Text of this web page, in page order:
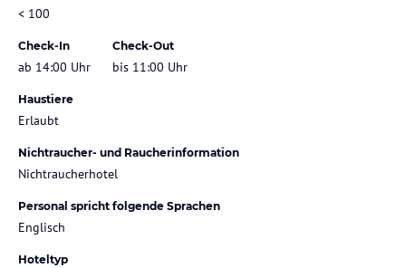
< 100
Check-In
ab 14:00 Uhr
Check-Out
bis 11:00 Uhr
Haustiere
Erlaubt
Nichtraucher- und Raucherinformation
Nichtraucherhotel
Personal spricht folgende Sprachen
Englisch
Hoteltyp